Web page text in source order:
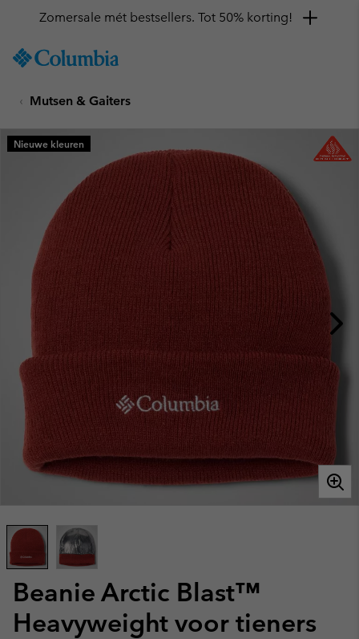
TO
SKIP
MAIN
NAV
SEARCH
Zomersale mét bestsellers. Tot 50% korting!
Mutsen & Gaiters
Beanie Arctic Blast™
Heavyweight voor tieners
Nieuwe kleuren